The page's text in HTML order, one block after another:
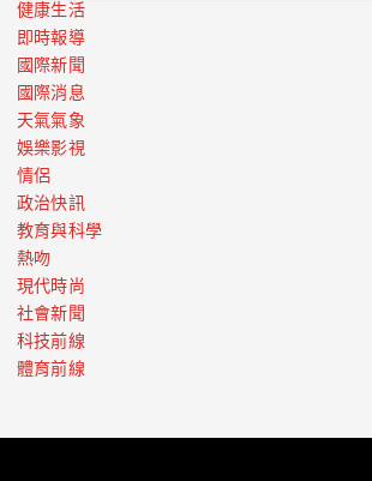
健康生活
即時報導
國際新聞
國際消息
天氣氣象
娛樂影視
情侶
政治快訊
教育與科學
熱吻
現代時尚
社會新聞
科技前線
體育前線